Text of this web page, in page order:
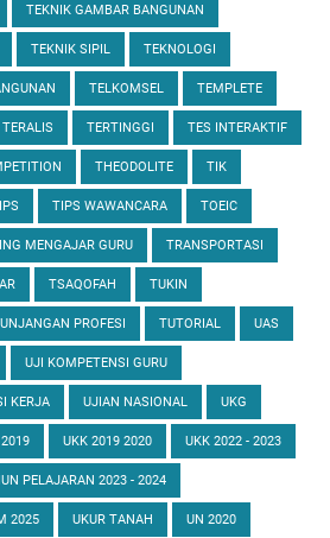
TEKNIK GAMBAR BANGUNAN
TEKNIK SIPIL TEKNOLOGI
TELKOMSEL TEMPLETE
TERALIS TERTINGGI TES INTERAKTIF
THEODOLITE TIK
TIPS WAWANCARA TOEIC
MENGAJAR GURU TRANSPORTASI
TSAQOFAH TUKIN
PROFESI TUTORIAL UAS
UJI KOMPETENSI GURU
KERJA UJIAN NASIONAL UKG
UKK 2019 2020 UKK 2022 - 2023
PELAJARAN 2023 - 2024
2025 UKUR TANAH UN 2020